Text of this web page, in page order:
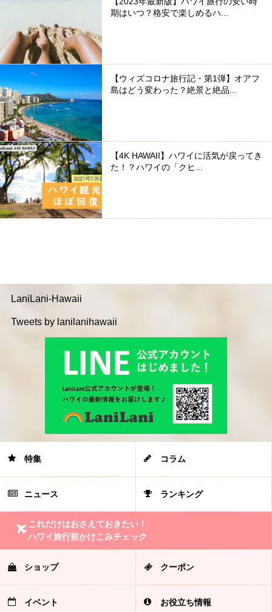
期はいつ？格安で楽しめるハ...
【ウィズコロナ旅行記・第1弾】オアフ
島はどう変わった？絶景と絶品...
【4K HAWAII】ハワイに活気が戻ってき
た！？ハワイの「クヒ...
LaniLani-Hawaii
Tweets by lanilanihawaii
特集 コラム
ニュース ランキング
これだけはおさえておきたい！
ハワイ旅行前かけこみチェック
ショップ クーポン
イベント お役立ち情報